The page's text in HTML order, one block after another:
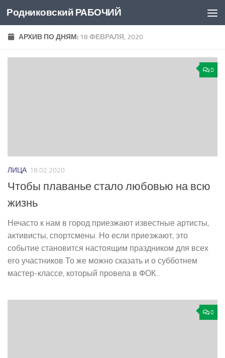
Перейти к содержимому
Родниковский РАБОЧИЙ
АРХИВ ПО ДНЯМ: 18 ФЕВРАЛЯ, 2020
0
ЛИЦА 18.02.2020
Чтобы плаванье стало любовью на всю
жизнь
Нечасто к нам в город приезжают известные артисты,
активисты, спортсмены. Но если приезжают, это
событие становится настоящим праздником для всех
его участников То же можно сказать и о субботнем
мастер-­классе, который провела в ФОК...
0